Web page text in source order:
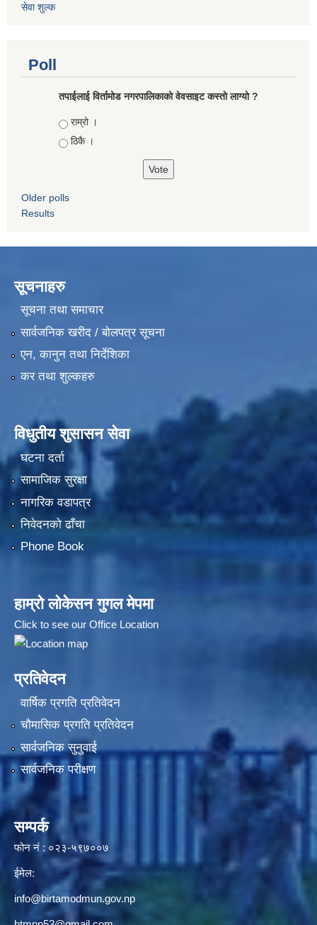
सेवा शुल्क
Poll
तपाईलाई विर्तामोड नगरपालिकाको वेवसाइट कस्ताे लाग्याे ?
Choices
राम्रो ।
ठिकै ।
Older polls
Results
सूचनाहरु
सूचना तथा समाचार
सार्वजनिक खरीद / बोलपत्र सूचना
एन, कानुन तथा निर्देशिका
कर तथा शुल्कहरु
विधुतीय शुसासन सेवा
घटना दर्ता
सामाजिक सुरक्षा
नागरिक वडापत्र
निवेदनको ढाँचा
Phone Book
हाम्रो लोकेसन गुगल मेपमा
Click to see our Office Location
प्रतिवेदन
वार्षिक प्रगति प्रतिवेदन
चौमासिक प्रगति प्रतिवेदन
सार्वजनिक सुनुवाई
सार्वजनिक परीक्षण
सम्पर्क
फोन नं : ०२३-५९७००७
ईमेल:
info@birtamodmun.gov.np